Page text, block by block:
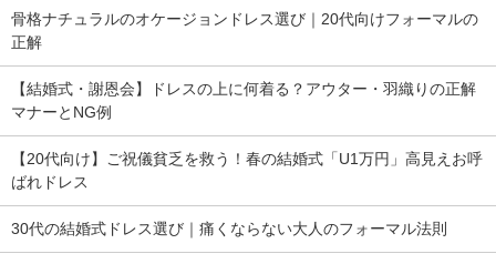
骨格ナチュラルのオケージョンドレス選び｜20代向けフォーマルの
正解
【結婚式・謝恩会】ドレスの上に何着る？アウター・羽織りの正解
マナーとNG例
【20代向け】ご祝儀貧乏を救う！春の結婚式「U1万円」高見えお呼
ばれドレス
30代の結婚式ドレス選び｜痛くならない大人のフォーマル法則